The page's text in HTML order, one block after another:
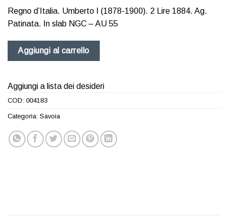
Regno d’Italia. Umberto I (1878-1900). 2 Lire 1884. Ag.
Patinata. In slab NGC – AU 55
Aggiungi al carrello
Aggiungi a lista dei desideri
COD: 004183
Categoria: Savoia